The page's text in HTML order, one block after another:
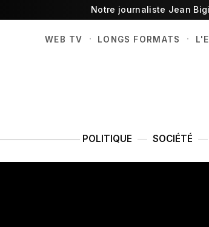
Notre journaliste Jean
WEB TV · LONGS FORMATS ·
POLITIQUE SOCIÉTÉ